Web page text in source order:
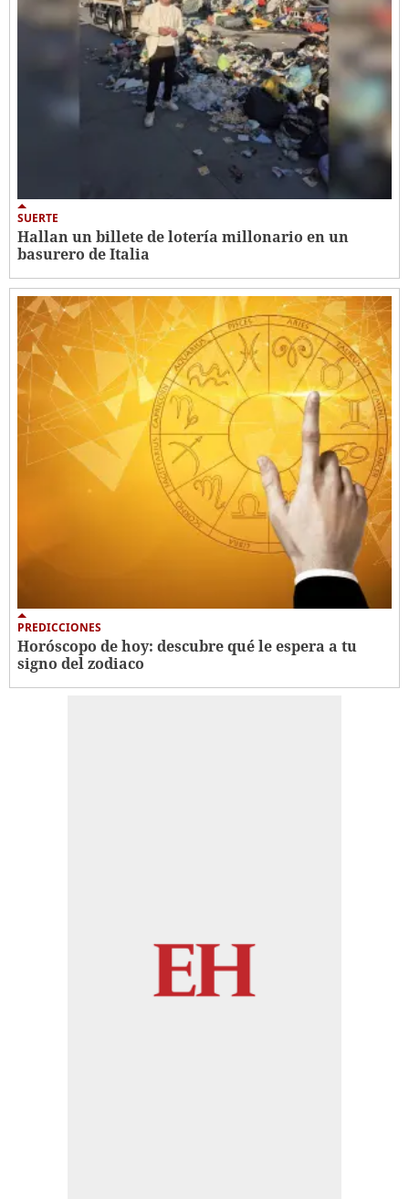
SUERTE
Hallan un billete de lotería millonario en un
basurero de Italia
PREDICCIONES
Horóscopo de hoy: descubre qué le espera a tu
signo del zodiaco